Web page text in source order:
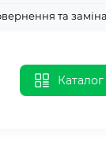
та заміна
Каталог